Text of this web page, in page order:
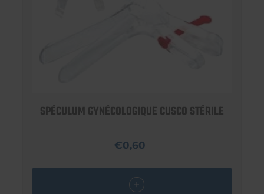
SPÉCULUM GYNÉCOLOGIQUE CUSCO STÉRILE
€0,60